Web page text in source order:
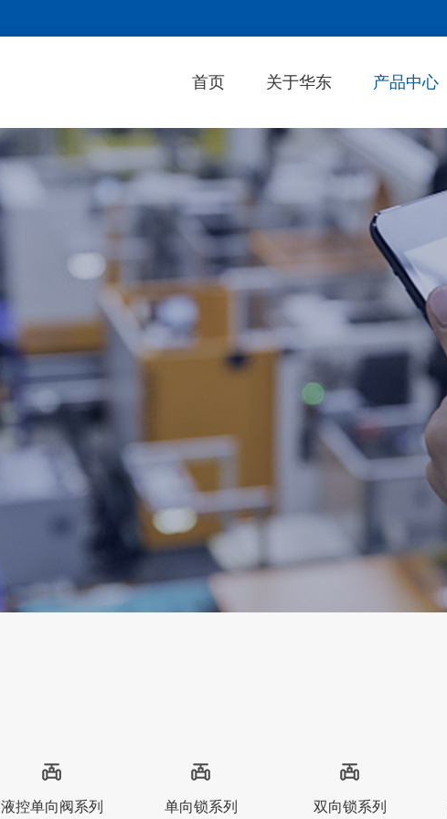
首页 关于华东 产品中心
液控单向阀系列 单向锁系列 双向锁系列